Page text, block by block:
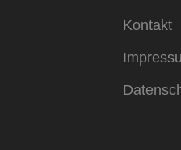
Kontakt